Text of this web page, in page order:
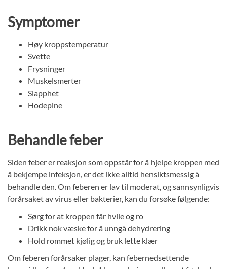
Symptomer
Høy kroppstemperatur
Svette
Frysninger
Muskelsmerter
Slapphet
Hodepine
Behandle feber
Siden feber er reaksjon som oppstår for å hjelpe kroppen med
å bekjempe infeksjon, er det ikke alltid hensiktsmessig å
behandle den. Om feberen er lav til moderat, og sannsynligvis
forårsaket av virus eller bakterier, kan du forsøke følgende:
Sørg for at kroppen får hvile og ro
Drikk nok væske for å unngå dehydrering
Hold rommet kjølig og bruk lette klær
Om feberen forårsaker plager, kan febernedsettende